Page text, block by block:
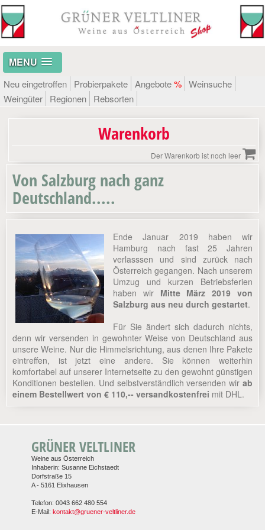
MENU
Neu eingetroffen Probierpakete Angebote% Weinsuche
Weingüter
Regionen Rebsorten
Warenkorb
Der Warenkorb ist noch leer
Von Salzburg nach ganz
Deutschland.....
Ende Januar 2019 haben wir
Hamburg nach fast 25 Jahren
verlasssen und sind zurück nach
Österreich gegangen. Nach unserem
Umzug und kurzen Betriebsferien
haben wir Mitte März 2019 von
Salzburg aus neu durch gestartet.
Für Sie ändert sich dadurch nichts,
denn wir versenden in gewohnter Weise von Deutschland aus
unsere Weine. Nur die Himmelsrichtung, aus denen Ihre Pakete
eintreffen, ist jetzt eine andere. Sie können weiterhin
komfortabel auf unserer Internetseite zu den gewohnt günstigen
Konditionen bestellen. Und selbstverständlich versenden wir ab
einem Bestellwert von € 110,-- versandkostenfrei mit DHL.
GRÜNER VELTLINER
Weine aus Österreich
Inhaberin: Susanne Eichstaedt
Dorfstraße 15
A - 5161 Elixhausen
Telefon: 0043 662 480 554
E-Mail: kontakt@gruener-veltliner.de